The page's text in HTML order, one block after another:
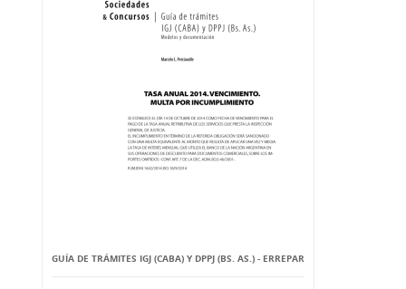
GUÍA DE TRÁMITES IGJ (CABA) Y DPPJ (BS. AS.) - ERREPAR